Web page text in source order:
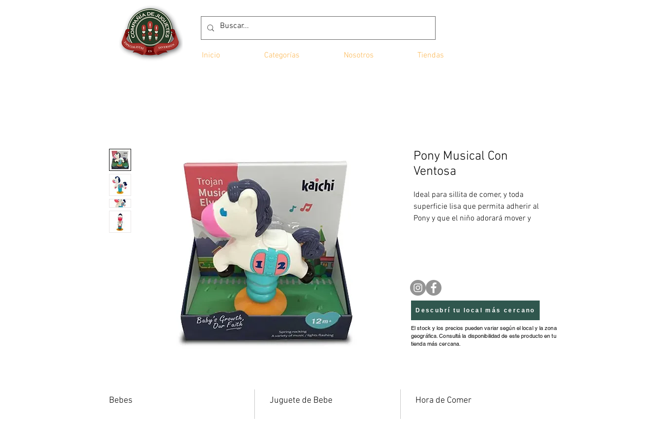
Inicio Categorías Nosotros Tiendas
Pony Musical Con
Ventosa
Ideal para sillita de comer, y toda
superficie lisa que permita adherir al
Pony y que el niño adorará mover y
Caja: 21x21x11,5cm.
Bebes Juguete de Bebe Hora de Comer
Descubrí tu local más cercano
El stock y los precios pueden variar según el local y la zona
geográfica. Consultá la disponibilidad de este producto en tu
tienda más cercana.